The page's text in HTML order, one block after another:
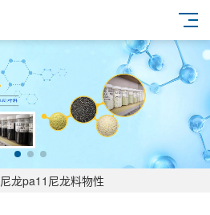
尼龙pa11尼龙料物性